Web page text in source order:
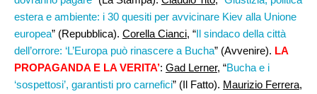
estera e ambiente: i 30 quesiti per avvicinare Kiev alla Unione
europea” (Repubblica). Corella Cianci, “Il sindaco della città
dell’orrore: ‘L’Europa può rinascere a Bucha” (Avvenire). LA
PROPAGANDA E LA VERITA’: Gad Lerner, “Bucha e i
‘sospettosi’, garantisti pro carnefici” (Il Fatto). Maurizio Ferrera,